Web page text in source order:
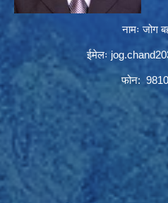
नामः जोग
ईमेलः
फोन: